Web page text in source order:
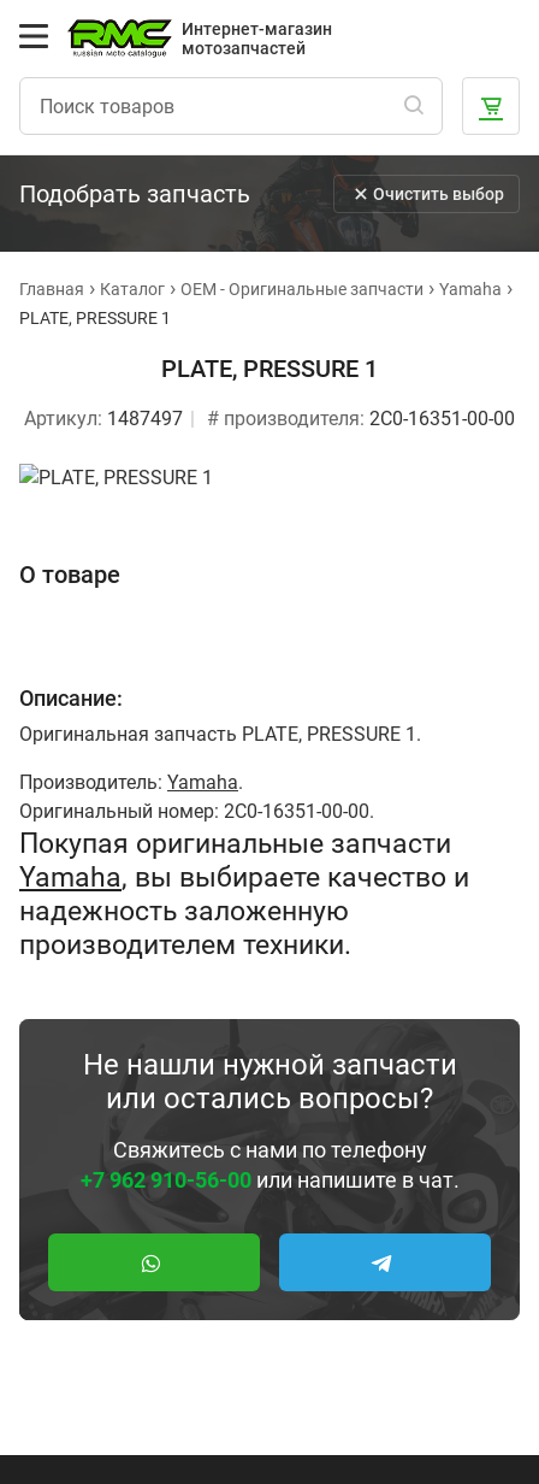
Интернет-магазин
мотозапчастей
Подобрать запчасть Очистить выбор
Главная Каталог OEM - Оригинальные запчасти
Yamaha
PLATE, PRESSURE 1
PLATE, PRESSURE 1
Артикул: 1487497 # производителя: 2C0-16351-00-00
О товаре
Описание:
Оригинальная запчасть PLATE, PRESSURE 1.
Производитель: Yamaha.
Оригинальный номер: 2C0-16351-00-00.
Покупая оригинальные запчасти
Yamaha, вы выбираете качество и
надежность заложенную
производителем техники.
Не нашли нужной запчасти
или остались вопросы?
Свяжитесь с нами по телефону
+7 962 910-56-00или напишите в чат.